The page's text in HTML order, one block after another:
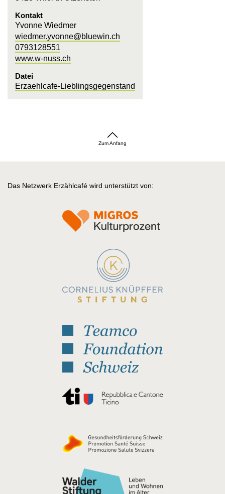
Kontakt
Yvonne Wiedmer
wiedmer.yvonne@bluewin.ch
0793128551
www.w-nuss.ch
Datei
Erzaehlcafe-Lieblingsgegenstand
Zum Anfang
Das Netzwerk Erzählcafé wird unterstützt von: